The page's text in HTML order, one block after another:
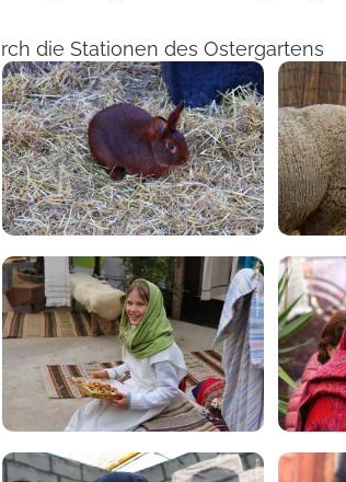
die Stationen des Ostergartens